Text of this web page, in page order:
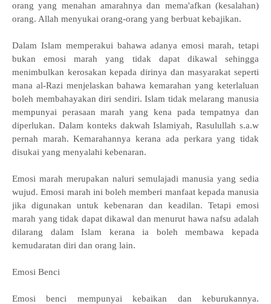
orang yang menahan amarahnya dan mema'afkan (kesalahan)
orang. Allah menyukai orang-orang yang berbuat kebajikan.
Dalam Islam memperakui bahawa adanya emosi marah, tetapi
bukan emosi marah yang tidak dapat dikawal sehingga
menimbulkan kerosakan kepada dirinya dan masyarakat seperti
mana al-Razi menjelaskan bahawa kemarahan yang keterlaluan
boleh membahayakan diri sendiri. Islam tidak melarang manusia
mempunyai perasaan marah yang kena pada tempatnya dan
diperlukan. Dalam konteks dakwah Islamiyah, Rasulullah s.a.w
pernah marah. Kemarahannya kerana ada perkara yang tidak
disukai yang menyalahi kebenaran.
Emosi marah merupakan naluri semulajadi manusia yang sedia
wujud. Emosi marah ini boleh memberi manfaat kepada manusia
jika digunakan untuk kebenaran dan keadilan. Tetapi emosi
marah yang tidak dapat dikawal dan menurut hawa nafsu adalah
dilarang dalam Islam kerana ia boleh membawa kepada
kemudaratan diri dan orang lain.
Emosi Benci
Emosi benci mempunyai kebaikan dan keburukannya.